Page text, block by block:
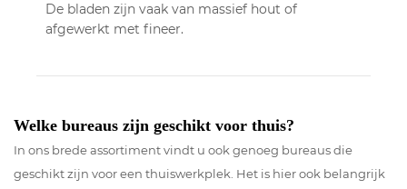
De bladen zijn vaak van massief hout of
afgewerkt met fineer.
Welke bureaus zijn geschikt voor thuis?
In ons brede assortiment vindt u ook genoeg bureaus die
geschikt zijn voor een thuiswerkplek. Het is hier ook belangrijk